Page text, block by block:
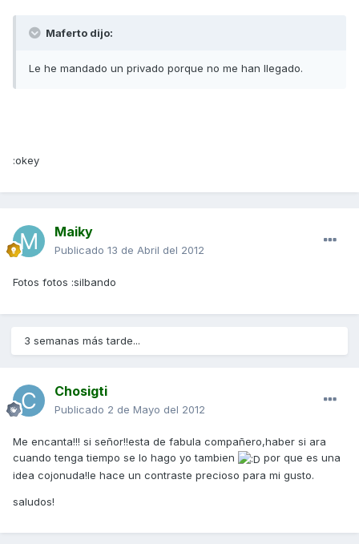
Maferto dijo:
Le he mandado un privado porque no me han llegado.
:okey
Maiky
Publicado 13 de Abril del 2012
Fotos fotos :silbando
3 semanas más tarde...
Chosigti
Publicado 2 de Mayo del 2012
Me encanta!!! si señor!!esta de fabula compañero,haber si ara
cuando tenga tiempo se lo hago yo tambien
por que es una
idea cojonuda!le hace un contraste precioso para mi gusto.
saludos!